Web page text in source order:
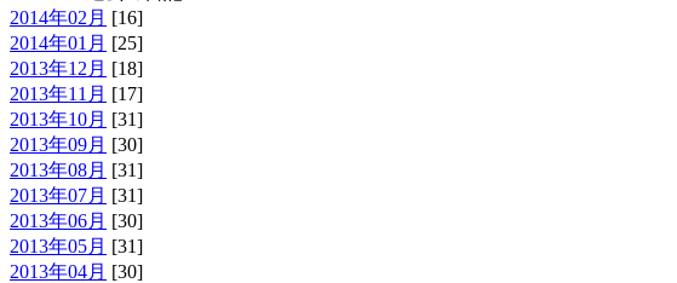
2014年02月 [16]
2014年01月 [25]
2013年12月 [18]
2013年11月 [17]
2013年10月 [31]
2013年09月 [30]
2013年08月 [31]
2013年07月 [31]
2013年06月 [30]
2013年05月 [31]
2013年04月 [30]